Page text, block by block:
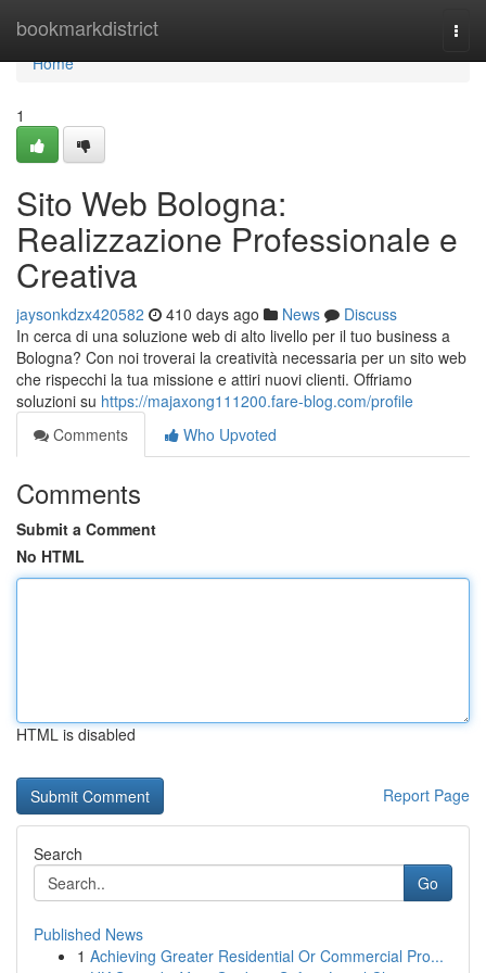
bookmarkdistrict
Home
Home
1
Sito Web Bologna:
Realizzazione Professionale e
Creativa
jaysonkdzx420582 410 days ago News
Discuss
In cerca di una soluzione web di alto livello per il tuo business a
Bologna? Con noi troverai la creatività necessaria per un sito web
che rispecchi la tua missione e attiri nuovi clienti. Offriamo
soluzioni su https://majaxong111200.fare-blog.com/profile
Comments
Who Upvoted
Comments
Submit a Comment
No HTML
HTML is disabled
Report Page
Search
Go
Published News
1 Achieving Greater Residential Or Commercial Pro...